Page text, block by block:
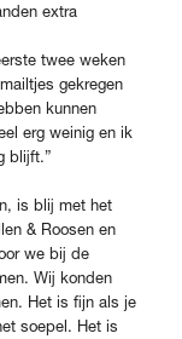
extra
twee weken
gekregen
kunnen
erg weinig en ik
blijft.”
is blij met het
& Roosen en
we bij de
Wij konden
Het is fijn als je
soepel. Het is